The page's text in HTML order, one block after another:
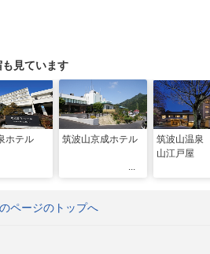
見ています
ホテル 筑波山京成ホテル
筑波山温
山江戸屋
ページのトップへ